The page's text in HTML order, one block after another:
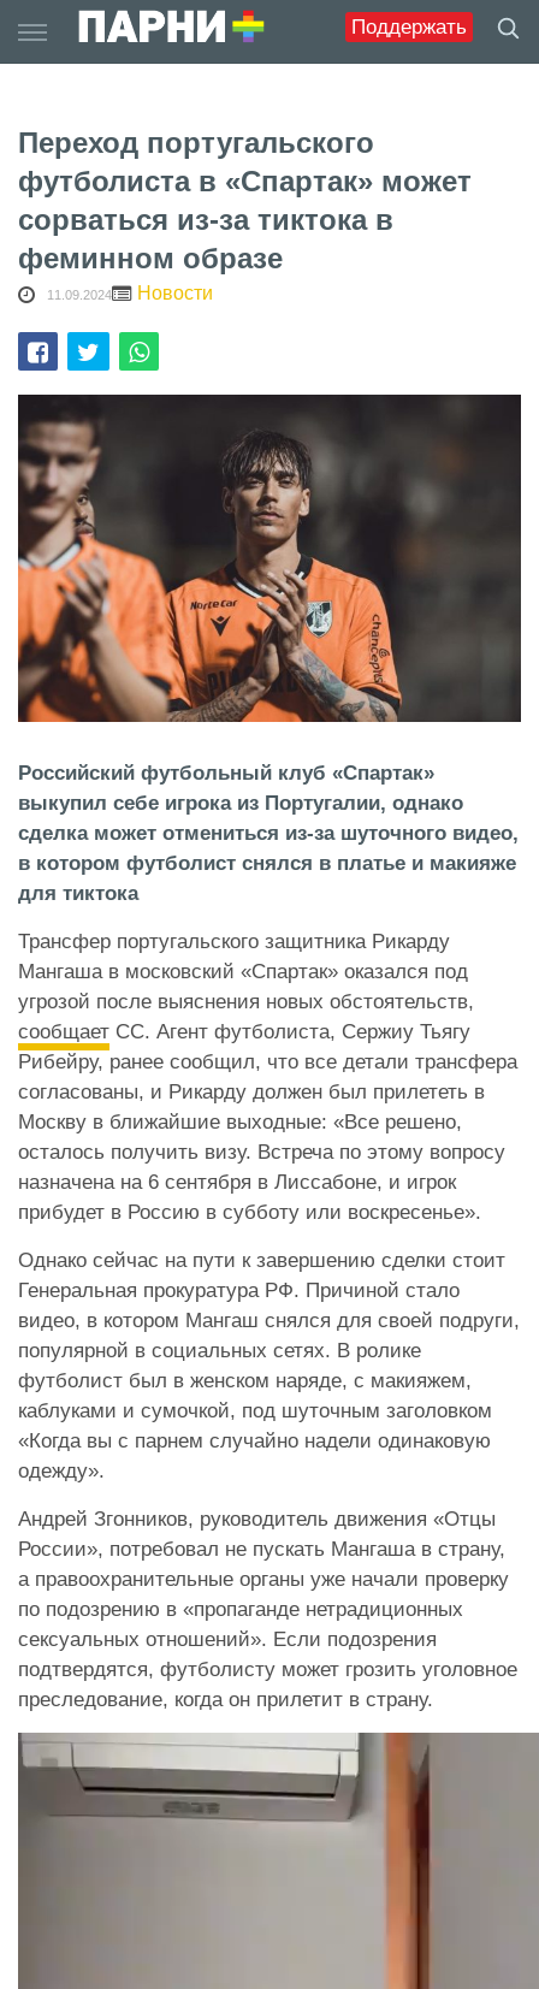
Поддержать
to
Переход португальского
футболиста в «Спартак» может
сорваться из-за тиктока в
феминном образе
11.09.2024 Новости
Российский футбольный клуб «Спартак»
выкупил себе игрока из Португалии, однако
сделка может отмениться из-за шуточного видео,
в котором футболист снялся в платье и макияже
для тиктока
Трансфер португальского защитника Рикарду
Мангаша в московский «Спартак» оказался под
угрозой после выяснения новых обстоятельств,
сообщает СС. Агент футболиста, Сержиу Тьягу
Рибейру, ранее сообщил, что все детали трансфера
согласованы, и Рикарду должен был прилететь в
Москву в ближайшие выходные: «Все решено,
осталось получить визу. Встреча по этому вопросу
назначена на 6 сентября в Лиссабоне, и игрок
прибудет в Россию в субботу или воскресенье».
Однако сейчас на пути к завершению сделки стоит
Генеральная прокуратура РФ. Причиной стало
видео, в котором Мангаш снялся для своей подруги,
популярной в социальных сетях. В ролике
футболист был в женском наряде, с макияжем,
каблуками и сумочкой, под шуточным заголовком
«Когда вы с парнем случайно надели одинаковую
одежду».
Андрей Згонников, руководитель движения «Отцы
России», потребовал не пускать Мангаша в страну,
а правоохранительные органы уже начали проверку
по подозрению в «пропаганде нетрадиционных
сексуальных отношений». Если подозрения
подтвердятся, футболисту может грозить уголовное
преследование, когда он прилетит в страну.